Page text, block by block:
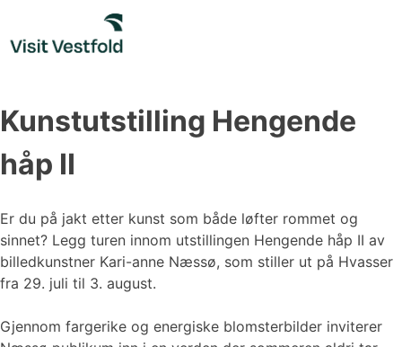
content
Kunstutstilling Hengende
håp II
Er du på jakt etter kunst som både løfter rommet og
sinnet? Legg turen innom utstillingen Hengende håp II av
billedkunstner Kari-anne Næssø, som stiller ut på Hvasser
fra 29. juli til 3. august.
Gjennom fargerike og energiske blomsterbilder inviterer